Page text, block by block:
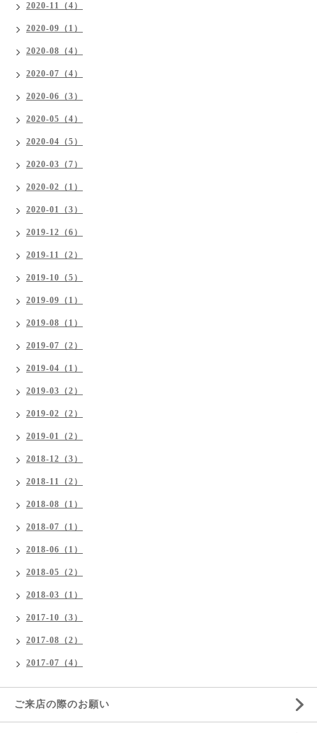
2020-11（4）
2020-09（1）
2020-08（4）
2020-07（4）
2020-06（3）
2020-05（4）
2020-04（5）
2020-03（7）
2020-02（1）
2020-01（3）
2019-12（6）
2019-11（2）
2019-10（5）
2019-09（1）
2019-08（1）
2019-07（2）
2019-04（1）
2019-03（2）
2019-02（2）
2019-01（2）
2018-12（3）
2018-11（2）
2018-08（1）
2018-07（1）
2018-06（1）
2018-05（2）
2018-03（1）
2017-10（3）
2017-08（2）
2017-07（4）
ご来店の際のお願い